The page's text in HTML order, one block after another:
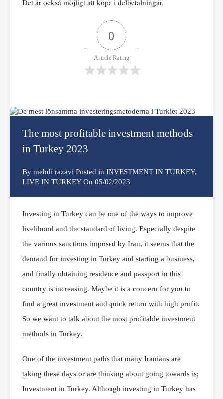
Det är också möjligt att köpa i delbetalningar.
0
Article Rating
The most profitable investment methods
in Turkey 2023
By mehdi razavi Posted in INVESTMENT IN TURKEY,
LIVE IN TURKEYOn 05/02/2023
Investing in Turkey can be one of the ways to improve
livelihood and the standard of living. Especially despite
the various sanctions imposed by Iran, it seems that the
demand for investing in Turkey and starting a business,
and finally obtaining residence and passport in this
country is increasing. Maybe it is a concern for you to
find a great investment and quick return with high profit.
So we want to talk about the most profitable investment
methods in Turkey.
One of the investment paths that many Iranians are
taking these days or are thinking about going towards is;
Investment in Turkey. Although investing in Turkey has